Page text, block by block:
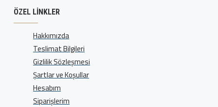
ÖZEL LINKLER
Hakkımızda
Teslimat Bilgileri
Gizlilik Sözleşmesi
Şartlar ve Koşullar
Hesabım
Siparişlerim